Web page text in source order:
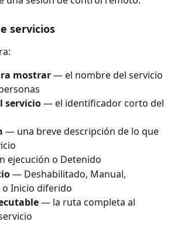
servicios
mostrar — el nombre del servicio
servicio — el identificador corto del
— una breve descripción de lo que
ejecución o Detenido
— Deshabilitado, Manual,
Inicio diferido
— la ruta completa al